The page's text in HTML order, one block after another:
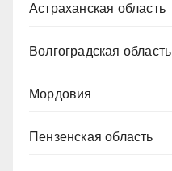
Астраханская область
Волгоградская область
Мордовия
Пензенская область